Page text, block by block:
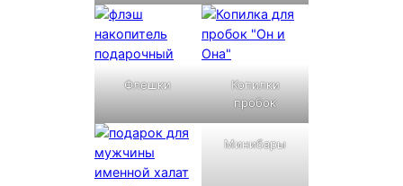
Флешки
Копилки
пробок
Минибары